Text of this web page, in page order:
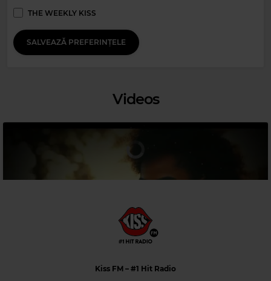
TO LOVE SOMEBODY
THE WEEKLY KISS
SALVEAZĂ PREFERINȚELE
Videos
Kiss FM – #1 Hit Radio